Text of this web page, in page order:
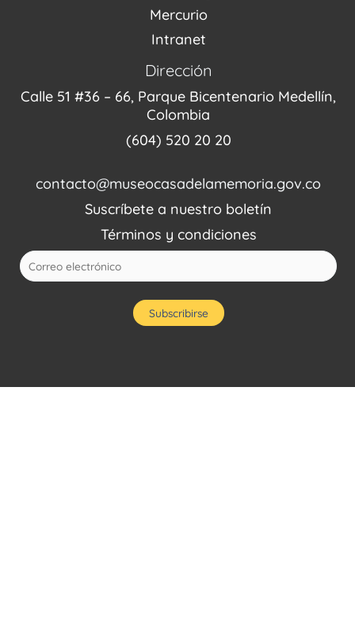
Mercurio
Intranet
Dirección
Calle 51 #36 – 66, Parque Bicentenario Medellín,
Colombia
(604) 520 20 20
contacto@museocasadelamemoria.gov.co
Suscríbete a nuestro boletín
Términos y condiciones